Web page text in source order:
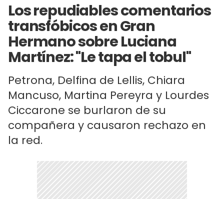
Los repudiables comentarios
transfóbicos en Gran
Hermano sobre Luciana
Martínez: "Le tapa el tobul"
Petrona, Delfina de Lellis, Chiara
Mancuso, Martina Pereyra y Lourdes
Ciccarone se burlaron de su
compañera y causaron rechazo en
la red.